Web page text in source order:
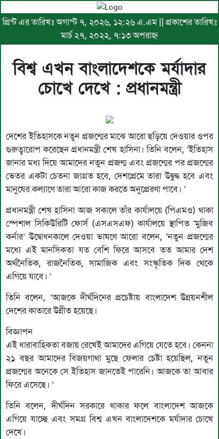
প্রিন্ট এর তারিখঃ অগাস্ট ৭, ২০২৬, ১২:২৬ এ.এম || প্রকাশের তারিখঃ
মার্চ ২৭, ২০২২, ৭:১৩ অপরাহ্ণ
বিশ্ব এখন বাংলাদেশকে মর্যাদার
চোখে দেখে : প্রধানমন্ত্রী
দেশের ইতিহাসকে নতুন প্রজন্মের মাঝে আরো ছড়িয়ে দেওয়ার ওপর
গুরুত্বারোপ করেছেন প্রধানমন্ত্রী শেখ হাসিনা। তিনি বলেন, ‘ইতিহাস
জানার মধ্য দিয়ে আমাদের নতুন প্রজন্ম এবং প্রজন্মের পর প্রজন্মের
ভেতর একটা চেতনা জাগ্রত হবে, দেশপ্রেমে তারা উদ্বুদ্ধ হবে এবং
মানুষের কল্যাণে তারা আরো কাজ করতে অনুপ্রেরণা পাবে। ’
প্রধানমন্ত্রী শেখ হাসিনা আজ সকালে তাঁর কার্যালয়ে (পিএমও) থাকা
স্পেশাল সিকিউরিটি ফোর্স (এসএসএফ) কার্যালয়ে স্থাপিত ‘মুজিব
কর্নার’ উদ্বোধনকালে দেওয়া ভাষণে আরো বলেন, ‘নতুন প্রজন্মের
মধ্যে এই মানসিকতা যত বেশি ফিরে আসবে তত আমার দেশ
অর্থনৈতিক, রাজনৈতিক, সামাজিক এবং সংস্কৃতিক দিক থেকে
এগিয়ে যাবে। ’
তিনি বলেন, ‘আজকে দীর্ঘদিনের প্রচেষ্টায় বাংলাদেশ উন্নয়নশীল
দেশের কাতারে উন্নীত হয়েছে।
বিজ্ঞাপন
এই ধারাবাহিকতা বজায় রেখেই আমাদের এগিয়ে যেতে হবে। কেননা
২১ বছর আমাদের বিজয়গাথা মুছে ফেলার চেষ্টা হয়েছিল, নতুন
প্রজন্মের অনেকে সে ইতিহাস জানতেই পারেনি। আজকে তা আবার
ফিরে এসেছে। ’
তিনি বলেন, দীর্ঘদিন সরকারে থাকার ফলে বাংলাদেশ আজকে
এগিয়ে যাচ্ছে এবং সমগ্র বিশ্ব এখন বাংলাদেশকে মর্যাদার চোখে
দেখে।